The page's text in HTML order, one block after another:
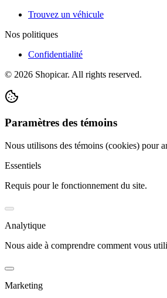
Trouvez un véhicule
Nos politiques
Confidentialité
© 2026 Shopicar. All rights reserved.
Paramètres des témoins
Nous utilisons des témoins (cookies) pour
Essentiels
Requis pour le fonctionnement du site.
Analytique
Nous aide à comprendre comment vous
Marketing